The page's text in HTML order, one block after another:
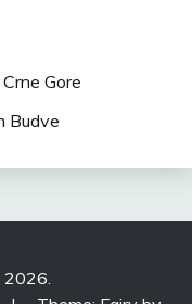
Gore
Budve
2026.